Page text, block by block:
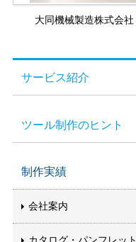
大同機械製造株式会社
サービス紹介
ツール制作のヒント
制作実績
会社案内